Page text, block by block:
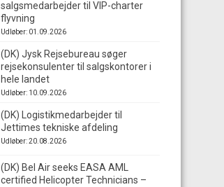
salgsmedarbejder til VIP-charter
flyvning
Udløber: 01.09.2026
(DK) Jysk Rejsebureau søger
rejsekonsulenter til salgskontorer i
hele landet
Udløber: 10.09.2026
(DK) Logistikmedarbejder til
Jettimes tekniske afdeling
Udløber: 20.08.2026
(DK) Bel Air seeks EASA AML
certified Helicopter Technicians –